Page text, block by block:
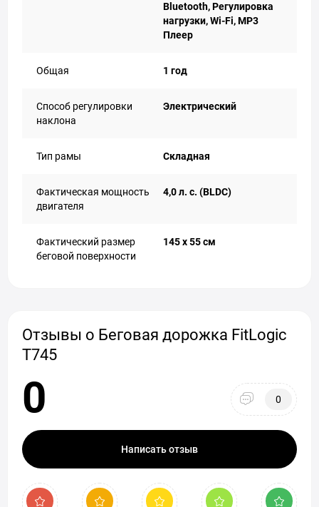
Bluetooth, Регулировка
нагрузки, Wi-Fi, MP3
Плеер
Общая 1 год
Способ регулировки
наклона
Электрический
Тип рамы Складная
Фактическая мощность
двигателя
4,0 л. с. (BLDC)
Фактический размер
беговой поверхности
145 х 55 см
Отзывы о Беговая дорожка FitLogic
T745
0 0
Написать отзыв